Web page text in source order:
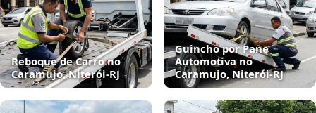
Reboque de Carro no
Caramujo, Niterói‑RJ
Guincho por Pane
Automotiva no
Caramujo, Niterói‑RJ